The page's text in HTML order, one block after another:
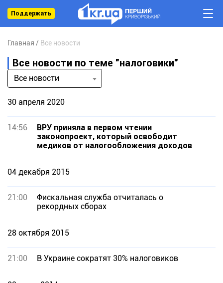
Поддержать
Главная Все новости
Все новости по теме "налоговики"
Все новости
30 апреля 2020
14:56
ВРУ приняла в первом чтении
законопроект, который освободит
медиков от налогообложения доходов
04 декабря 2015
21:00
Фискальная служба отчиталась о
рекордных сборах
28 октября 2015
21:00 В Украине сократят 30% налоговиков